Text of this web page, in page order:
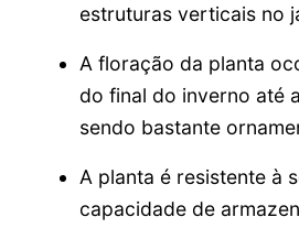
estruturas verticais no
A floração da planta
do final do inverno até
sendo bastante
A planta é resistente à
capacidade de